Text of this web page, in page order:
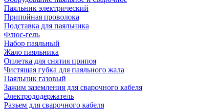
Паяльник электрический
Припойная проволока
Подставка для паяльника
Флюс-гель
Набор паяльный
Жало паяльника
Оплетка для снятия припоя
Чистящая губка для паяльного жала
Паяльник газовый
Зажим заземления для сварочного кабеля
Электрододержатель
Разъем для сварочного кабеля